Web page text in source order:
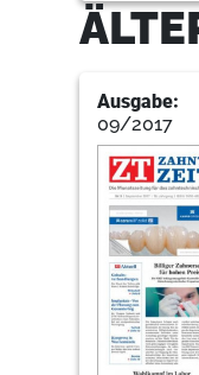
Ausgabe:
09/2017